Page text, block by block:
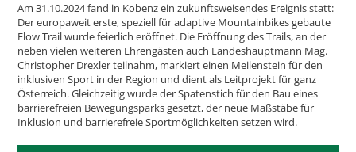
Am 31.10.2024 fand in Kobenz ein zukunftsweisendes Ereignis statt:
Der europaweit erste, speziell für adaptive Mountainbikes gebaute
Flow Trail wurde feierlich eröffnet. Die Eröffnung des Trails, an der
neben vielen weiteren Ehrengästen auch Landeshauptmann Mag.
Christopher Drexler teilnahm, markiert einen Meilenstein für den
inklusiven Sport in der Region und dient als Leitprojekt für ganz
Österreich. Gleichzeitig wurde der Spatenstich für den Bau eines
barrierefreien Bewegungsparks gesetzt, der neue Maßstäbe für
Inklusion und barrierefreie Sportmöglichkeiten setzen wird.